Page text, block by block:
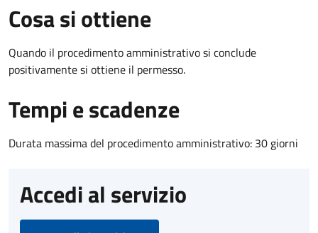
Cosa si ottiene
Quando il procedimento amministrativo si conclude
positivamente si ottiene il permesso.
Tempi e scadenze
Durata massima del procedimento amministrativo: 30 giorni
Accedi al servizio